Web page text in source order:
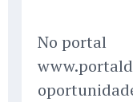
No portal